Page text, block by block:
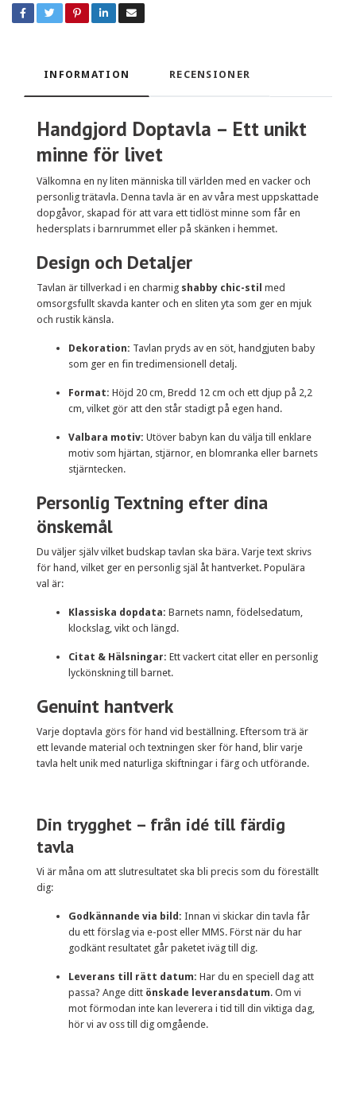
INFORMATION RECENSIONER
Handgjord Doptavla – Ett unikt
minne för livet
Välkomna en ny liten människa till världen med en vacker och
personlig trätavla. Denna tavla är en av våra mest uppskattade
dopgåvor, skapad för att vara ett tidlöst minne som får en
hedersplats i barnrummet eller på skänken i hemmet.
Design och Detaljer
Tavlan är tillverkad i en charmig shabby chic-stil med
omsorgsfullt skavda kanter och en sliten yta som ger en mjuk
och rustik känsla.
Dekoration: Tavlan pryds av en söt, handgjuten baby
som ger en fin tredimensionell detalj.
Format: Höjd 20 cm, Bredd 12 cm och ett djup på 2,2
cm, vilket gör att den står stadigt på egen hand.
Valbara motiv: Utöver babyn kan du välja till enklare
motiv som hjärtan, stjärnor, en blomranka eller barnets
stjärntecken.
Personlig Textning efter dina
önskemål
Du väljer själv vilket budskap tavlan ska bära. Varje text skrivs
för hand, vilket ger en personlig själ åt hantverket. Populära
val är:
Klassiska dopdata: Barnets namn, födelsedatum,
klockslag, vikt och längd.
Citat & Hälsningar: Ett vackert citat eller en personlig
lyckönskning till barnet.
Genuint hantverk
Varje doptavla görs för hand vid beställning. Eftersom trä är
ett levande material och textningen sker för hand, blir varje
tavla helt unik med naturliga skiftningar i färg och utförande.
Din trygghet – från idé till färdig
tavla
Vi är måna om att slutresultatet ska bli precis som du föreställt
dig:
Godkännande via bild: Innan vi skickar din tavla får
du ett förslag via e-post eller MMS. Först när du har
godkänt resultatet går paketet iväg till dig.
Leverans till rätt datum: Har du en speciell dag att
passa? Ange ditt önskade leveransdatum. Om vi
mot förmodan inte kan leverera i tid till din viktiga dag,
hör vi av oss till dig omgående.